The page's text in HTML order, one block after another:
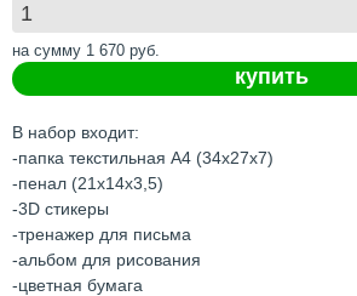
на сумму 1 670 руб.
купить
В набор входит:
-папка текстильная А4 (34х27х7)
-пенал (21х14х3,5)
-3D стикеры
-тренажер для письма
-альбом для рисования
-цветная бумага